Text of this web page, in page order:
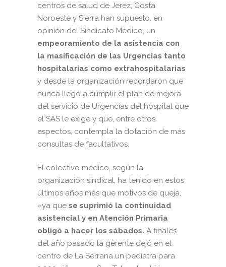
centros de salud de Jerez, Costa
Noroeste y Sierra han supuesto, en
opinión del Sindicato Médico, un
empeoramiento de la asistencia con
la masificación de las Urgencias tanto
hospitalarias como extrahospitalarias
y desde la organización recordaron que
nunca llegó a cumplir el plan de mejora
del servicio de Urgencias del hospital que
el SAS le exige y que, entre otros
aspectos, contempla la dotación de más
consultas de facultativos.
El colectivo médico, según la
organización sindical, ha tenido en estos
últimos años más que motivos de queja,
«ya que se suprimió la continuidad
asistencial y en Atención Primaria
obligó a hacer los sábados. A finales
del año pasado la gerente dejó en el
centro de La Serrana un pediatra para